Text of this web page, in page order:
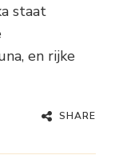
staat
en rijke
SHARE